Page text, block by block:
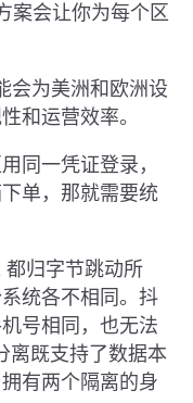
案会让你为每个区
会为美洲和欧洲设
和运营效率。
同一凭证登录，
单，那就需要统
归字节跳动所
统各不相同。抖
号相同，也无法
离既支持了数据本
有两个隔离的身